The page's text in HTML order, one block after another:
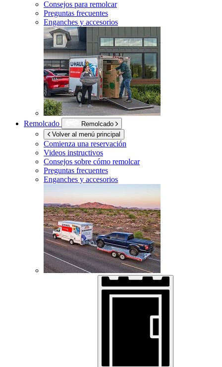
Consejos para remolcar
Preguntas frecuentes
Enganches y accesorios
Remolcado
Remolcado
Volver al menú principal
Comienza una reservación
Videos instructivos
Consejos sobre cómo remolcar
Preguntas frecuentes
Enganches y accesorios